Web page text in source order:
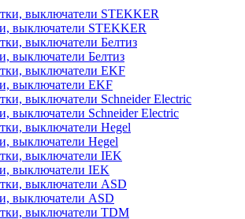
выключатели STEKKER
выключатели Белтиз
выключатели EKF
выключатели Schneider Electric
выключатели Hegel
выключатели IEK
выключатели ASD